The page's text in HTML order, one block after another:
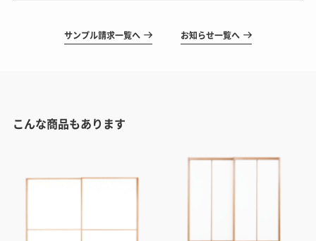
サンプル請求一覧へ お知らせ一覧へ
こんな商品もあります